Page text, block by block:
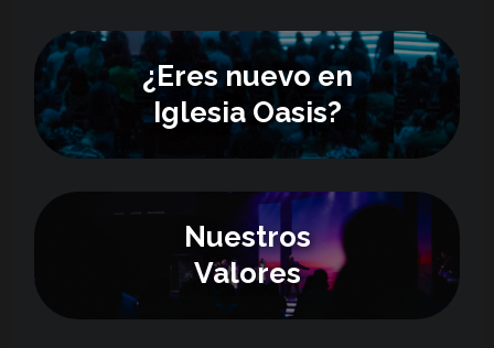
¿Eres nuevo en
Iglesia Oasis?
Nuestros
Valores